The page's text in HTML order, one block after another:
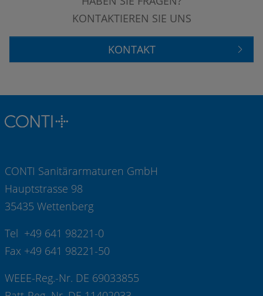
KONTAKTIEREN SIE UNS
KONTAKT
CONTI Sanitärarmaturen GmbH
Hauptstrasse 98
35435 Wettenberg
Tel +49 641 98221-0
Fax +49 641 98221-50
WEEE-Reg.-Nr. DE 69033855